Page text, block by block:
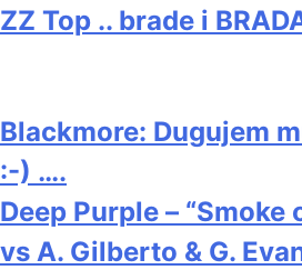
ZZ Top .. brade i
Blackmore: Dugujem
:-) ….
Deep Purple – “Smoke
vs A. Gilberto & G.